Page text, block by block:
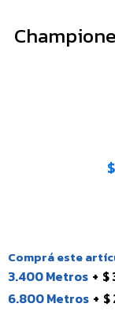
$
Comprá este
3.400 Metros $
6.800 Metros $